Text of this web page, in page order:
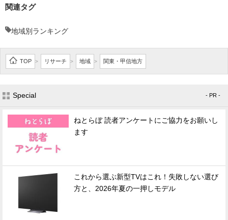
関連タグ
地域別ランキング
TOP > リサーチ > 地域 > 関東・甲信地方
Special - PR -
ねとらぼ 読者アンケートにご協力をお願いし
ます
これから選ぶ新型TVはこれ！失敗しない選び
方と、2026年夏の一押しモデル